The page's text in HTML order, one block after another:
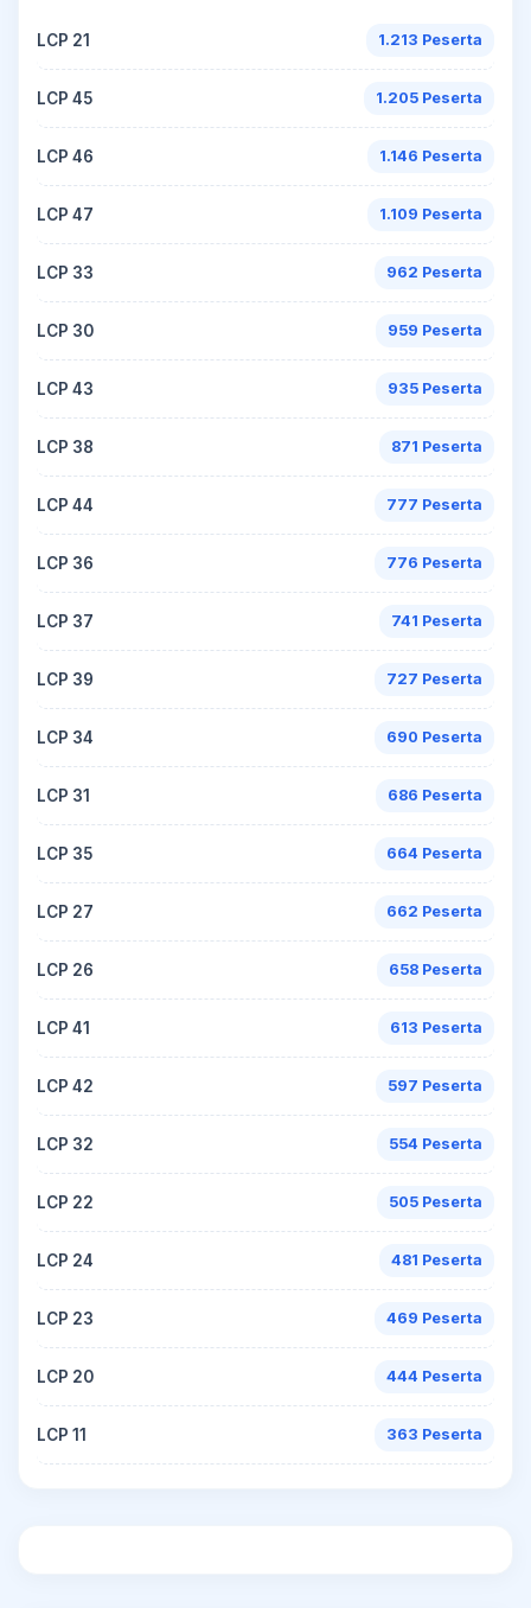
LCP 21 1.213 Peserta
LCP 45 1.205 Peserta
LCP 46 1.146 Peserta
LCP 47 1.109 Peserta
LCP 33 962 Peserta
LCP 30 959 Peserta
LCP 43 935 Peserta
LCP 38 871 Peserta
LCP 44 777 Peserta
LCP 36 776 Peserta
LCP 37 741 Peserta
LCP 39 727 Peserta
LCP 34 690 Peserta
LCP 31 686 Peserta
LCP 35 664 Peserta
LCP 27 662 Peserta
LCP 26 658 Peserta
LCP 41 613 Peserta
LCP 42 597 Peserta
LCP 32 554 Peserta
LCP 22 505 Peserta
LCP 24 481 Peserta
LCP 23 469 Peserta
LCP 20 444 Peserta
LCP 11 363 Peserta